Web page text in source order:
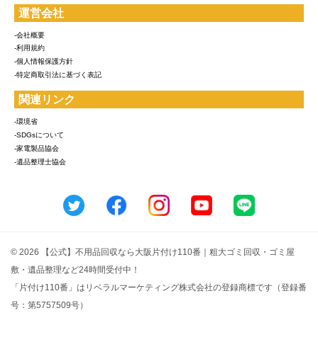
運営会社
-会社概要
-利用規約
-個人情報保護方針
-特定商取引法に基づく表記
関連リンク
-環境省
-SDGsについて
-家電製品協会
-遺品整理士協会
© 2026 【公式】不用品回収なら大阪片付け110番｜粗大ゴミ回収・ゴミ屋
敷・遺品整理など24時間受付中！
「片付け110番」はリベラルマーケティング株式会社の登録商標です（登録番
号：第5757509号）